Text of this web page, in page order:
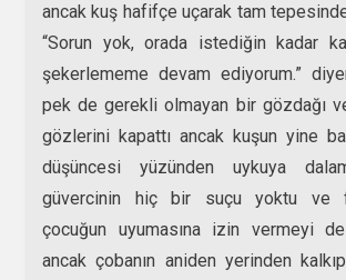
ancak kuş hafifçe uçarak tam
“Sorun yok, orada istediğin kadar
şekerlememe devam ediyorum.”
pek de gerekli olmayan bir gözdağı
gözlerini kapattı ancak kuşun yine
düşüncesi yüzünden uykuya
güvercinin hiç bir suçu yoktu ve
çocuğun uyumasına izin vermeyi
ancak çobanın aniden yerinden